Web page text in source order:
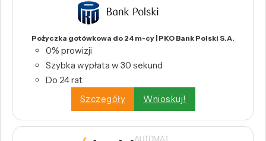
Pożyczka gotówkowa do 24 m-cy | PKO Bank Polski S.A.
0% prowizji
Szybka wypłata w 30 sekund
Do 24 rat
Szczegóły
Wnioskuj!